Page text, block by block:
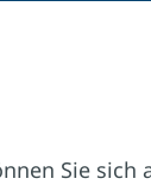
Sie sich